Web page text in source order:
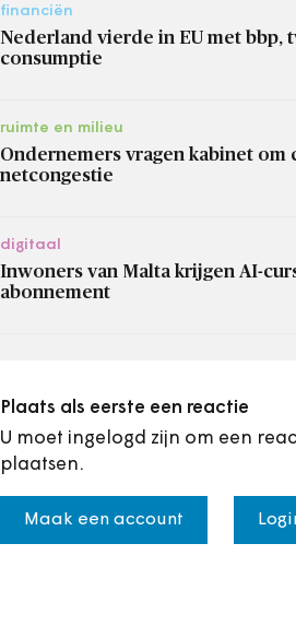
financiën
Nederland vierde in EU met bbp,
consumptie
ruimte en milieu
Ondernemers vragen kabinet om
netcongestie
digitaal
Inwoners van Malta krijgen AI-
abonnement
Plaats als eerste een reactie
U moet ingelogd zijn om een
plaatsen.
Maak een account